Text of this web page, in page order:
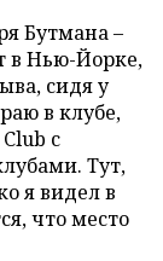
Бутмана –
в Нью-Йорке,
сидя у
в клубе,
с
Тут,
я видел в
что место